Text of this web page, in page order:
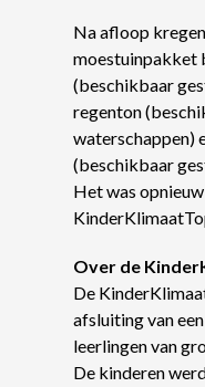
Na afloop
moestuinpakket
(beschikbaar
regenton
waterschappen)
(beschikbaar
Het was
Over de
De
afsluiting van
leerlingen van
De kinderen